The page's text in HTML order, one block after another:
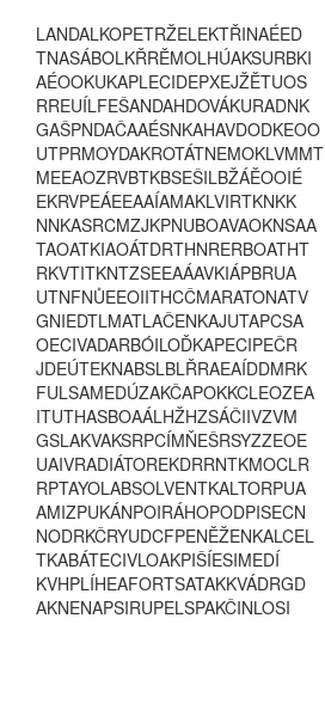
LANDALKOPETRŽELEKTŘINAÉED
TNASÁBOLKŘRĚMOLHÚAKSURBKI
AÉOOKUKAPLECIDEPXEJŽĚTUOS
RREUÍLFEŠANDAHDOVÁKURADNK
GAŠPNDAČAAÉSNKAHAVDODKEOO
UTPRMOYDAKROTÁTNEMOKLVMMT
MEEAOZRVBTKBSEŠILBŽÁĚOOIÉ
EKRVPEÁEEAAÍAMAKLVIRTKNKK
NNKASRCMZJKPNUBOAVAOKNSAA
TAOATKIAOÁTDRTHNRERBOATHT
RKVTITKNTZSEEAÁAVKIÁPBRUA
UTNFNŮEEOIITHCČMARATONATV
GNIEDTLMATLAČENKAJUTAPCSA
OECIVADARBÓILOĎKAPECIPEČR
JDEÚTEKNABSLBLŘRAEAÍDDMRK
FULSAMEDÚZAKČAPOKKCLEOZEA
ITUTHASBOAÁLHŽHZSÁČIIVZVM
GSLAKVAKSRPCÍMŇEŠRSYZZEOE
UAIVRADIÁTOREKDRRNTKMOCLR
RPTAYOLABSOLVENTKALTORPUA
AMIZPUKÁNPOIRÁHOPODPISECN
NODRKČRYUDCFPENĚŽENKALCEL
TKABÁTECIVLOAKPIŠÍESIMEDÍ
KVHPLÍHEAFORTSATAKKVÁDRGD
AKNENAPSIRUPELSPAKČINLOSI